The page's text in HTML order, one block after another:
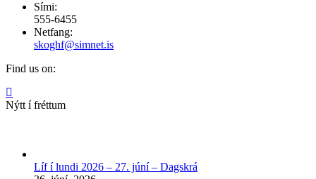
Sími:
555-6455
Netfang:
skoghf@simnet.is
Find us on:
page
window
Nýtt í fréttum
Líf í lundi 2026 – 27. júní – Dagskrá